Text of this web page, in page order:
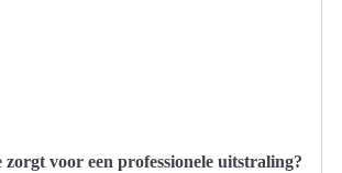
voor een professionele uitstraling?